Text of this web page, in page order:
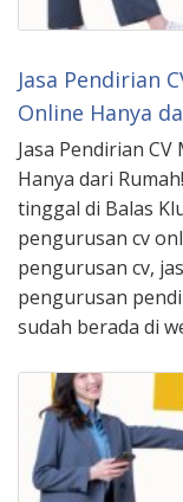
Jasa Pendirian
Online Hanya
Jasa Pendirian
Hanya dari
tinggal di Balas
pengurusan cv
pengurusan cv,
pengurusan
sudah berada di